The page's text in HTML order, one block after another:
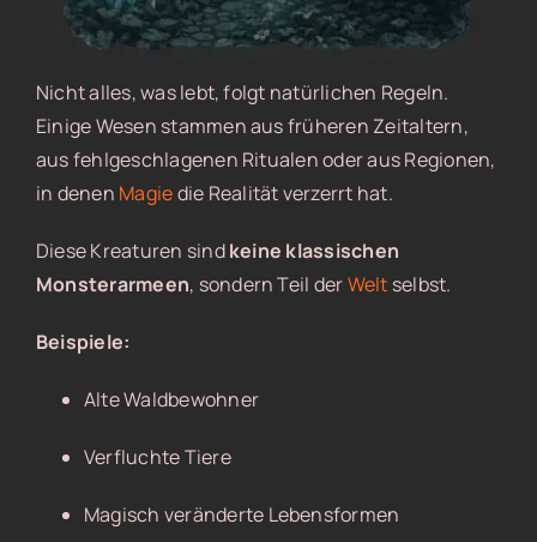
Nicht alles, was lebt, folgt natürlichen Regeln.
Einige Wesen stammen aus früheren Zeitaltern,
aus fehlgeschlagenen Ritualen oder aus Regionen,
in denen Magiedie Realität verzerrt hat.
Diese Kreaturen sindkeine klassischen
Monsterarmeen, sondern Teil derWelt selbst.
Beispiele:
Alte Waldbewohner
Verfluchte Tiere
Magisch veränderte Lebensformen